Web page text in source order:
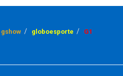
gshow globoesporte G1